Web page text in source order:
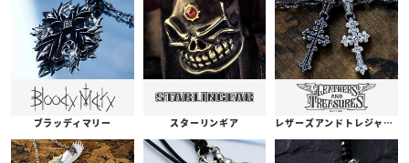
ブラッディマリー スターリンギア レザーズアンドトレジャーズ